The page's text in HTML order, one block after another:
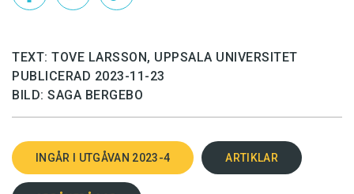
TEXT: TOVE LARSSON, UPPSALA UNIVERSITET
PUBLICERAD 2023-11-23
BILD: SAGA BERGEBO
INGÅR I UTGÅVAN 2023-4 ARTIKLAR